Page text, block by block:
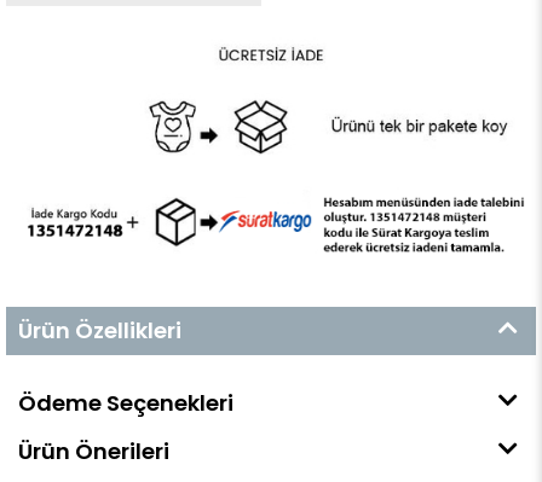
Ürün Özellikleri
Ödeme Seçenekleri
Ürün Önerileri